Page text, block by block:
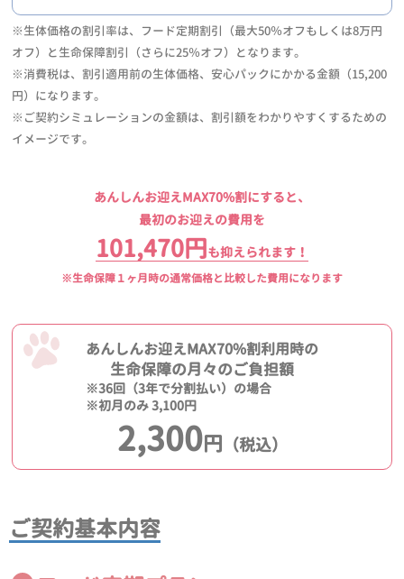
※生体価格の割引率は、フード定期割引（最大50％オフもしくは8万円
オフ）と生命保障割引（さらに25％オフ）となります。
※消費税は、割引適用前の生体価格、安心パックにかかる金額（15,200
円）になります。
※ご契約シミュレーションの金額は、割引額をわかりやすくするための
イメージです。
あんしんお迎えMAX70%割にすると、
最初のお迎えの費用を
101,470円も抑えられます！
※生命保障１ヶ月時の通常価格と比較した費用になります
あんしんお迎えMAX70%割利用時の
生命保障の月々のご負担額
※36回（3年で分割払い）の場合
※初月のみ 3,100円
2,300円 （税込）
ご契約基本内容